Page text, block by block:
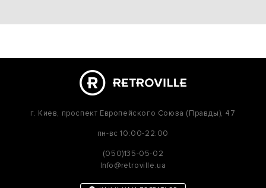
г. Киев, проспект Европейского Союза (Правды), 47
пн-вс 10:00-22:00
(050)135-05-02
Info@retroville.ua